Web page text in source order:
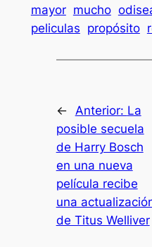
mayor mucho
peliculas propósito
← Anterior: La
posible secuela
de Harry Bosch
en una nueva
película recibe
una
de Titus Welliver